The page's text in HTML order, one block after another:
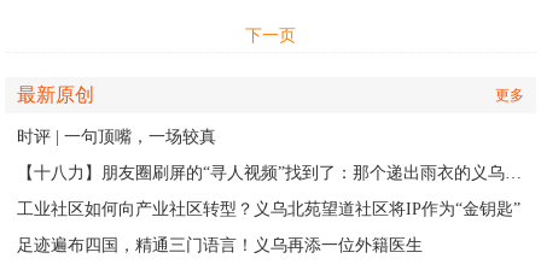
下一页
最新原创 更多
时评 | 一句顶嘴，一场较真
【十八力】朋友圈刷屏的“寻人视频”找到了：那个递出雨衣的义乌排水人，原来是他
工业社区如何向产业社区转型？义乌北苑望道社区将IP作为“金钥匙”
足迹遍布四国，精通三门语言！义乌再添一位外籍医生